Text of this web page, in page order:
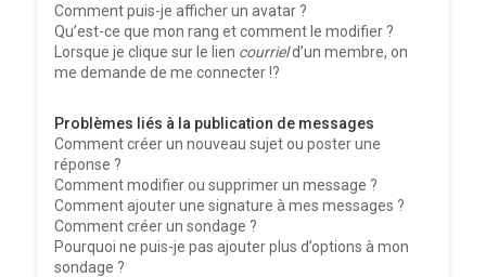
Comment puis-je afficher un avatar ?
Qu’est-ce que mon rang et comment le modifier ?
Lorsque je clique sur le lien courrield’un membre, on
me demande de me connecter !?
Problèmes liés à la publication de messages
Comment créer un nouveau sujet ou poster une
réponse ?
Comment modifier ou supprimer un message ?
Comment ajouter une signature à mes messages ?
Comment créer un sondage ?
Pourquoi ne puis-je pas ajouter plus d’options à mon
sondage ?